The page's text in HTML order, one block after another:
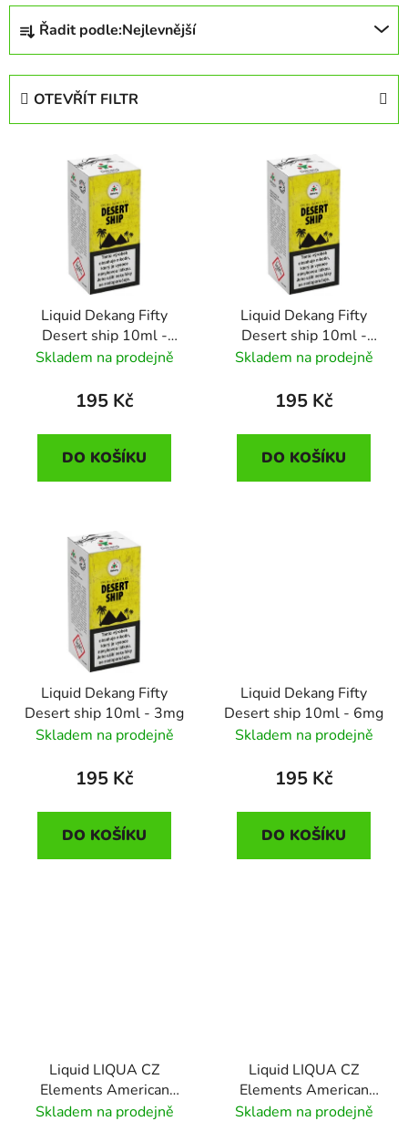
Ř
z
Řadit podle:Nejlevnější
OTEVŘÍT FILTR
Liquid Dekang Fifty
Desert ship 10ml -
11mg
Skladem na prodejně
195 Kč
DO KOŠÍKU
Liquid Dekang Fifty
Desert ship 10ml -
16mg
Skladem na prodejně
195 Kč
DO KOŠÍKU
Liquid Dekang Fifty
Desert ship 10ml - 3mg
Skladem na prodejně
195 Kč
DO KOŠÍKU
Liquid Dekang Fifty
Desert ship 10ml - 6mg
Skladem na prodejně
195 Kč
DO KOŠÍKU
Liquid LIQUA CZ
Elements American
Blend 10ml-12mg
Skladem na prodejně
Liquid LIQUA CZ
Elements American
Blend 10ml-18mg
Skladem na prodejně